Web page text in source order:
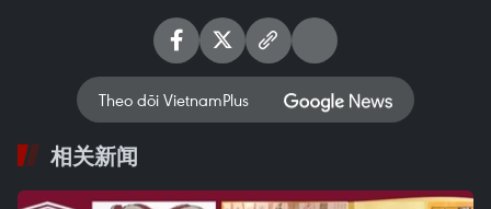
Theo dõi VietnamPlus
相关新闻